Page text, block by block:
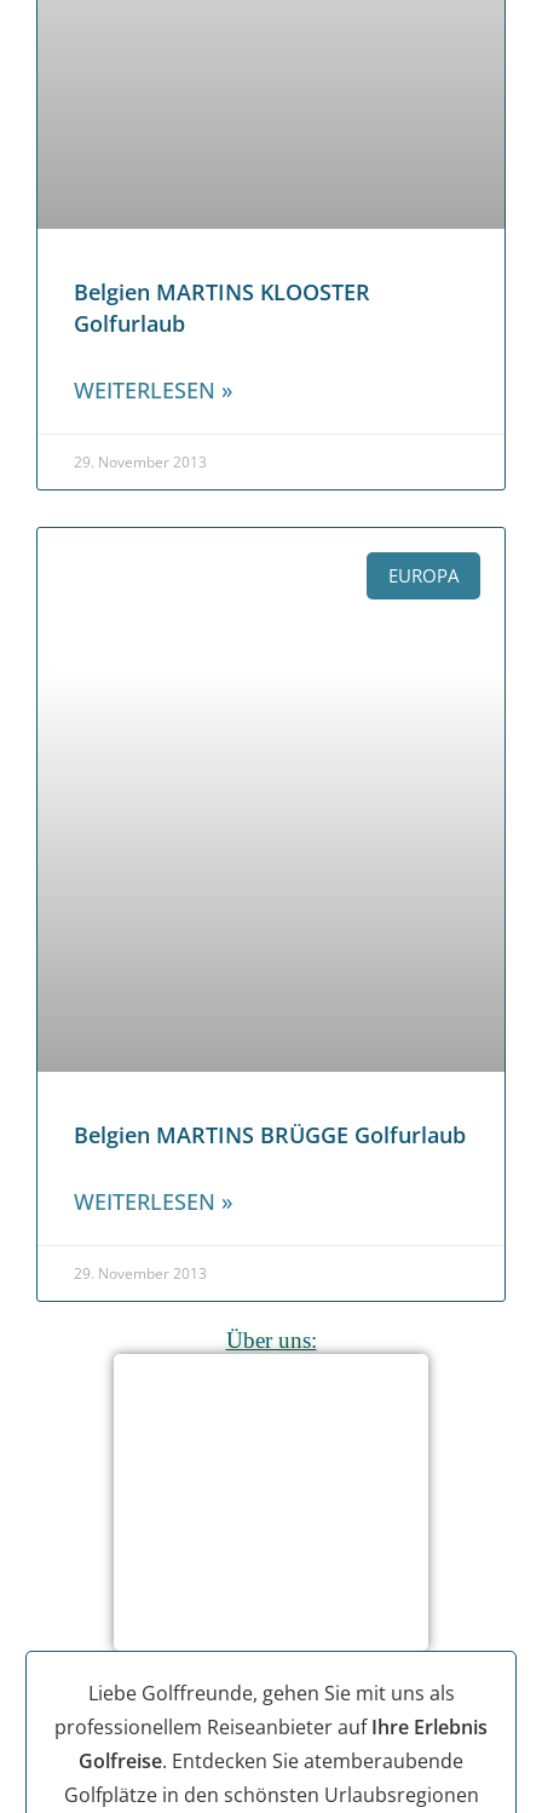
Belgien MARTINS KLOOSTER
Golfurlaub
WEITERLESEN »
29. November 2013
EUROPA
Belgien MARTINS BRÜGGE Golfurlaub
WEITERLESEN »
29. November 2013
Über uns:
Liebe Golffreunde, gehen Sie mit uns als
professionellem Reiseanbieter aufIhre Erlebnis
Golfreise. Entdecken Sie atemberaubende
Golfplätze in den schönsten Urlaubsregionen